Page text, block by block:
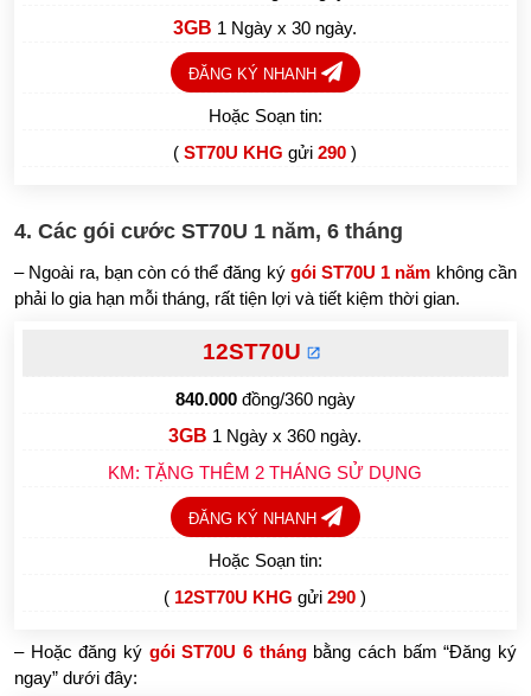
3GB 1 Ngày x 30 ngày.
ĐĂNG KÝ NHANH
Hoặc Soạn tin:
(ST70U KHGgửi290 )
4. Các gói cước ST70U 1 năm, 6 tháng
– Ngoài ra, bạn còn có thể đăng ký gói ST70U 1 năm không cần
phải lo gia hạn mỗi tháng, rất tiện lợi và tiết kiệm thời gian.
12ST70U
840.000đồng/360 ngày
3GB 1 Ngày x 360 ngày.
KM: TẶNG THÊM 2 THÁNG SỬ DỤNG
ĐĂNG KÝ NHANH
Hoặc Soạn tin:
( 12ST70U KHGgửi290 )
– Hoặc đăng ký gói ST70U 6 thángbằng cách bấm “Đăng ký
ngay” dưới đây: